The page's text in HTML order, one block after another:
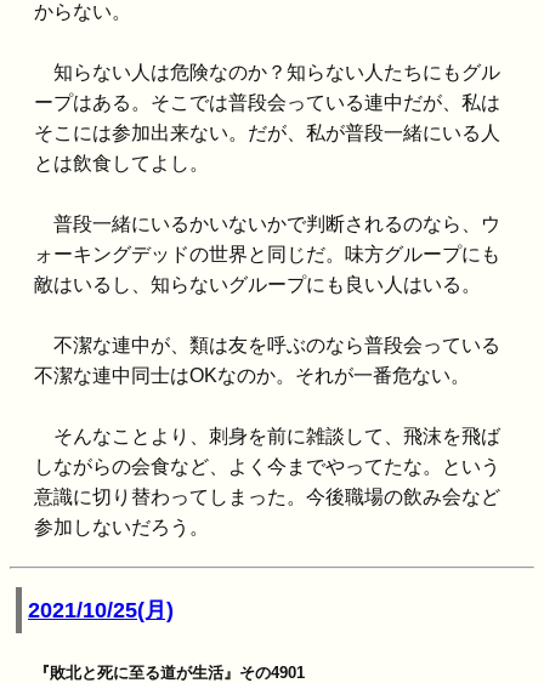
からない。
知らない人は危険なのか？知らない人たちにもグル
ープはある。そこでは普段会っている連中だが、私は
そこには参加出来ない。だが、私が普段一緒にいる人
とは飲食してよし。
普段一緒にいるかいないかで判断されるのなら、ウ
ォーキングデッドの世界と同じだ。味方グループにも
敵はいるし、知らないグループにも良い人はいる。
不潔な連中が、類は友を呼ぶのなら普段会っている
不潔な連中同士はOKなのか。それが一番危ない。
そんなことより、刺身を前に雑談して、飛沫を飛ば
しながらの会食など、よく今までやってたな。という
意識に切り替わってしまった。今後職場の飲み会など
参加しないだろう。
2021/10/25(月)
『敗北と死に至る道が生活』その4901